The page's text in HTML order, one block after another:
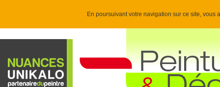
En poursuivant votre navigation sur ce site,